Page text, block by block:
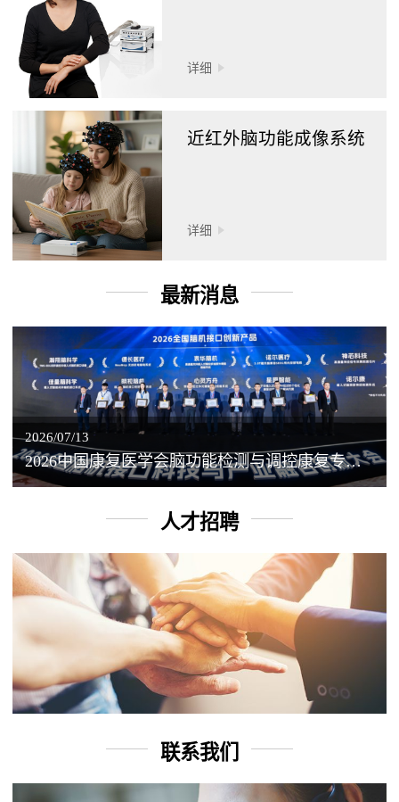
详细
近红外脑功能成像系统
详细
最新消息
2026/07/13
2026中国康复医学会脑功能检测与调控康复专业委员会学术年会丨脑客中国：脑机接口——EEG驱动TMS闭环调控工作坊
人才招聘
联系我们